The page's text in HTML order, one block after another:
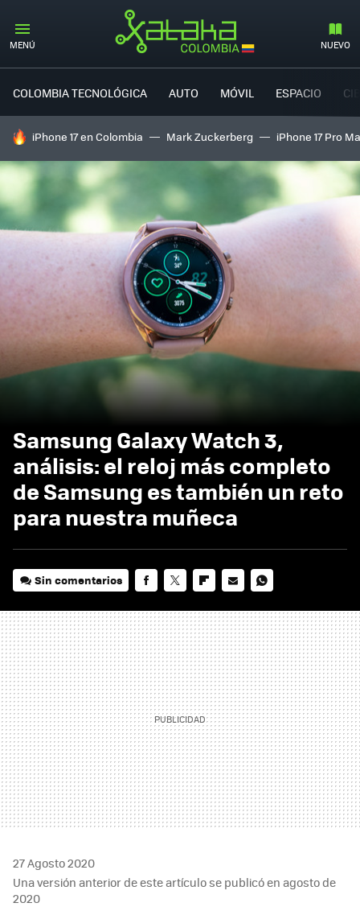
MENÚ NUEVO
COLOMBIA TECNOLÓGICA AUTO MÓVIL ESPACIO
HOY SE HABLA DE
iPhone 17 en Colombia Mark Zuckerberg iPhone 17 Pro
Samsung Galaxy Watch 3,
análisis: el reloj más completo
de Samsung es también un reto
para nuestra muñeca
Sin comentarios
MAIL
27 Agosto 2020
Una versión anterior de este artículo se publicó en agosto de
2020